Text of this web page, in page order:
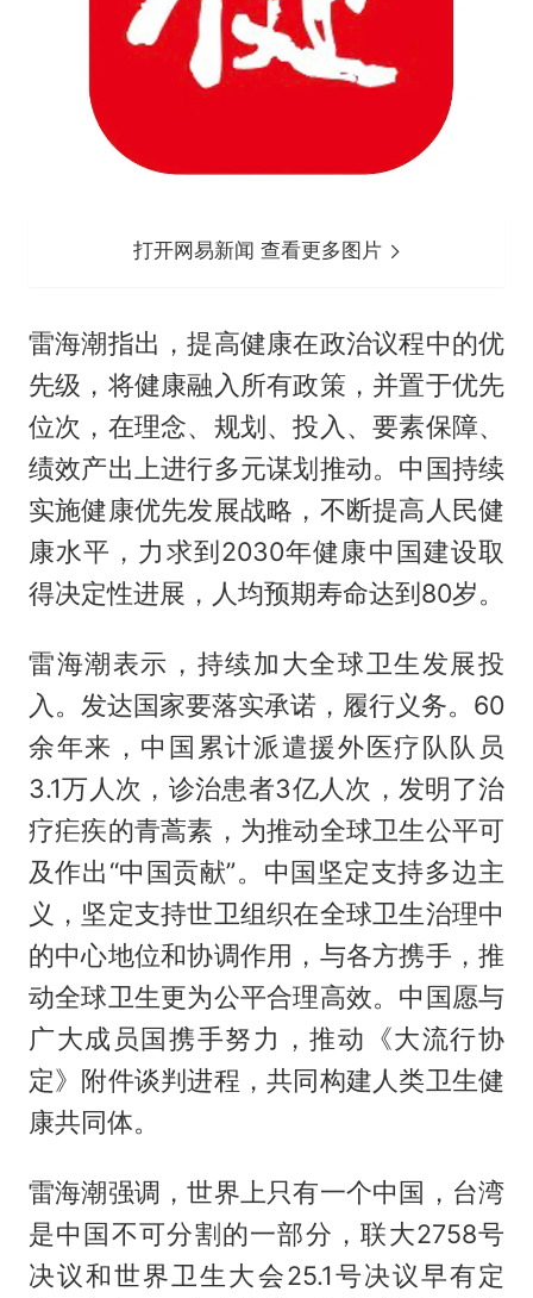
打开网易新闻 查看更多图片
雷海潮指出，提高健康在政治议程中的优
先级，将健康融入所有政策，并置于优先
位次，在理念、规划、投入、要素保障、
绩效产出上进行多元谋划推动。中国持续
实施健康优先发展战略，不断提高人民健
康水平，力求到2030年健康中国建设取
得决定性进展，人均预期寿命达到80岁。
雷海潮表示，持续加大全球卫生发展投
入。发达国家要落实承诺，履行义务。60
余年来，中国累计派遣援外医疗队队员
3.1万人次，诊治患者3亿人次，发明了治
疗疟疾的青蒿素，为推动全球卫生公平可
及作出“中国贡献”。中国坚定支持多边主
义，坚定支持世卫组织在全球卫生治理中
的中心地位和协调作用，与各方携手，推
动全球卫生更为公平合理高效。中国愿与
广大成员国携手努力，推动《大流行协
定》附件谈判进程，共同构建人类卫生健
康共同体。
雷海潮强调，世界上只有一个中国，台湾
是中国不可分割的一部分，联大2758号
决议和世界卫生大会25.1号决议早有定